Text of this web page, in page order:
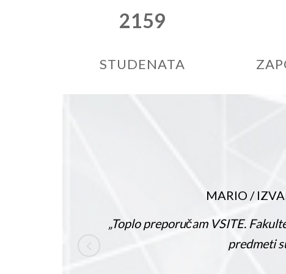
2159
STUDENATA
IZVANREDAN STUDENT, 3.
VSITE. Fakultet nudi puno znanja i
predmeti su zanimljivi i korisni za